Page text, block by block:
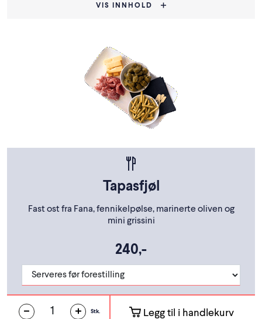
VIS INNHOLD
Tapasfjøl
Fast ost fra Fana, fennikelpølse, marinerte oliven og
mini grissini
240,-
Stk. Legg til i handlekurv